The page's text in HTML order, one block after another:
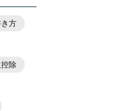
方
除